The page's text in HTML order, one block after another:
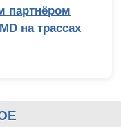
партнёром
на трассах